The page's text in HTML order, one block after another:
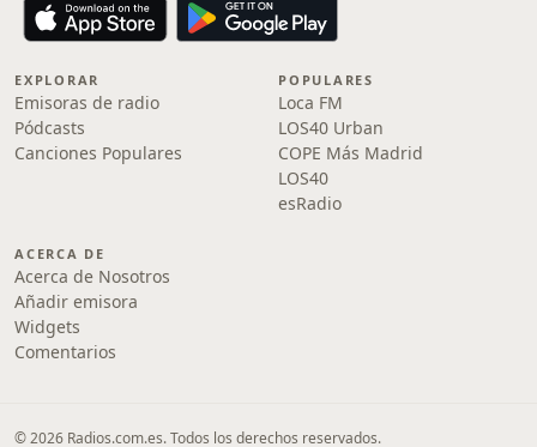
EXPLORAR
Emisoras de radio
Pódcasts
Canciones Populares
POPULARES
Loca FM
LOS40 Urban
COPE Más Madrid
LOS40
esRadio
ACERCA DE
Acerca de Nosotros
Añadir emisora
Widgets
Comentarios
© 2026 Radios.com.es. Todos los derechos reservados.